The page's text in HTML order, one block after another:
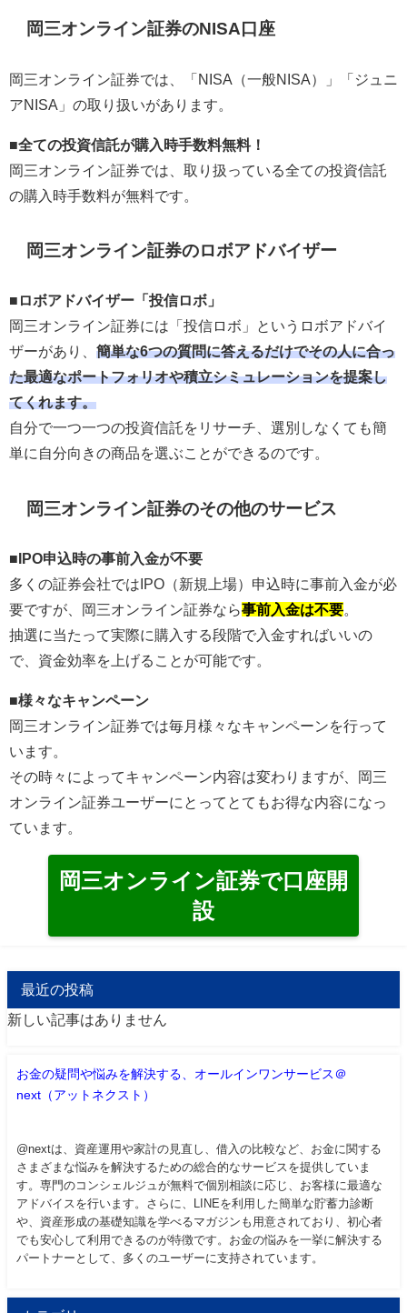
岡三オンライン証券のNISA口座
岡三オンライン証券では、「NISA（一般NISA）」「ジュニ
アNISA」の取り扱いがあります。
■全ての投資信託が購入時手数料無料！
岡三オンライン証券では、取り扱っている全ての投資信託
の購入時手数料が無料です。
岡三オンライン証券のロボアドバイザー
■ロボアドバイザー「投信ロボ」
岡三オンライン証券には「投信ロボ」というロボアドバイ
ザーがあり、 簡単な6つの質問に答えるだけでその人に合っ
た最適なポートフォリオや積立シミュレーションを提案し
てくれます。
自分で一つ一つの投資信託をリサーチ、選別しなくても簡
単に自分向きの商品を選ぶことができるのです。
岡三オンライン証券のその他のサービス
■IPO申込時の事前入金が不要
多くの証券会社ではIPO（新規上場）申込時に事前入金が必
要ですが、岡三オンライン証券なら事前入金は不要。
抽選に当たって実際に購入する段階で入金すればいいの
で、資金効率を上げることが可能です。
■様々なキャンペーン
岡三オンライン証券では毎月様々なキャンペーンを行って
います。
その時々によってキャンペーン内容は変わりますが、岡三
オンライン証券ユーザーにとってとてもお得な内容になっ
ています。
岡三オンライン証券で口座開
設
最近の投稿
新しい記事はありません
お金の疑問や悩みを解決する、オールインワンサービス＠
next（アットネクスト）
@nextは、資産運用や家計の見直し、借入の比較など、お金に関する
さまざまな悩みを解決するための総合的なサービスを提供していま
す。専門のコンシェルジュが無料で個別相談に応じ、お客様に最適な
アドバイスを行います。さらに、LINEを利用した簡単な貯蓄力診断
や、資産形成の基礎知識を学べるマガジンも用意されており、初心者
でも安心して利用できるのが特徴です。お金の悩みを一挙に解決する
パートナーとして、多くのユーザーに支持されています。